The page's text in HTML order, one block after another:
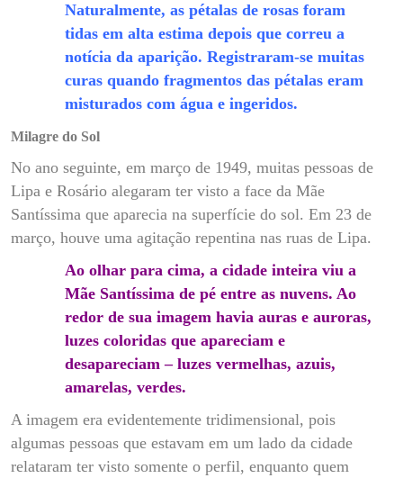
Naturalmente, as pétalas de rosas foram
tidas em alta estima depois que correu a
notícia da aparição. Registraram-se muitas
curas quando fragmentos das pétalas eram
misturados com água e ingeridos.
Milagre do Sol
No ano seguinte, em março de 1949, muitas pessoas de
Lipa e Rosário alegaram ter visto a face da Mãe
Santíssima que aparecia na superfície do sol. Em 23 de
março, houve uma agitação repentina nas ruas de Lipa.
Ao olhar para cima, a cidade inteira viu a
Mãe Santíssima de pé entre as nuvens. Ao
redor de sua imagem havia auras e auroras,
luzes coloridas que apareciam e
desapareciam – luzes vermelhas, azuis,
amarelas, verdes.
A imagem era evidentemente tridimensional, pois
algumas pessoas que estavam em um lado da cidade
relataram ter visto somente o perfil, enquanto quem